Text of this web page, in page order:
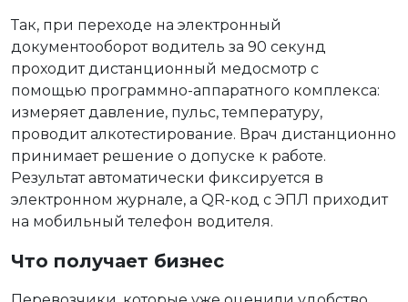
Так, при переходе на электронный
документооборот водитель за 90 секунд
проходит дистанционный медосмотр с
помощью программно-аппаратного комплекса:
измеряет давление, пульс, температуру,
проводит алкотестирование. Врач дистанционно
принимает решение о допуске к работе.
Результат автоматически фиксируется в
электронном журнале, а QR-код с ЭПЛ приходит
на мобильный телефон водителя.
Что получает бизнес